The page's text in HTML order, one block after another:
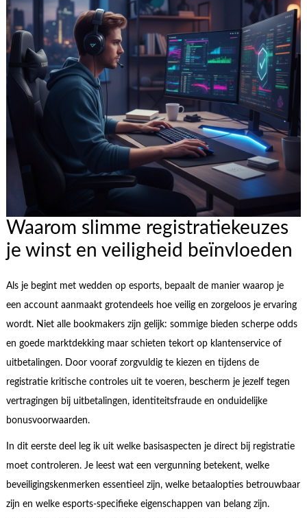
Waarom slimme registratiekeuzes
je winst en veiligheid beïnvloeden
Als je begint met wedden op esports, bepaalt de manier waarop je
een account aanmaakt grotendeels hoe veilig en zorgeloos je ervaring
wordt. Niet alle bookmakers zijn gelijk: sommige bieden scherpe odds
en goede marktdekking maar schieten tekort op klantenservice of
uitbetalingen. Door vooraf zorgvuldig te kiezen en tijdens de
registratie kritische controles uit te voeren, bescherm je jezelf tegen
vertragingen bij uitbetalingen, identiteitsfraude en onduidelijke
bonusvoorwaarden.
In dit eerste deel leg ik uit welke basisaspecten je direct bij registratie
moet controleren. Je leest wat een vergunning betekent, welke
beveiligingskenmerken essentieel zijn, welke betaalopties betrouwbaar
zijn en welke esports-specifieke eigenschappen van belang zijn.